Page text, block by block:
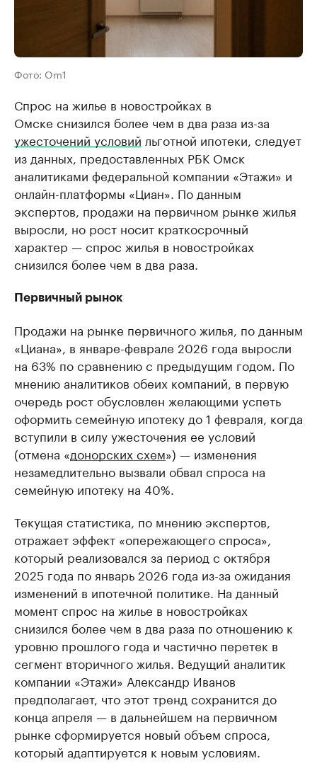
Фото: Om1
Спрос на жилье в новостройках в
Омске снизился более чем в два раза из-за
ужесточений условий льготной ипотеки, следует
из данных, предоставленных РБК Омск
аналитиками федеральной компании «Этажи» и
онлайн-платформы «Циан». По данным
экспертов, продажи на первичном рынке жилья
выросли, но рост носит краткосрочный
характер — спрос жилья в новостройках
снизился более чем в два раза.
Первичный рынок
Продажи на рынке первичного жилья, по данным
«Циана», в январе-феврале 2026 года выросли
на 63% по сравнению с предыдущим годом. По
мнению аналитиков обеих компаний, в первую
очередь рост обусловлен желающими успеть
оформить семейную ипотеку до 1 февраля, когда
вступили в силу ужесточения ее условий
(отмена «донорских схем») — изменения
незамедлительно вызвали обвал спроса на
семейную ипотеку на 40%.
Текущая статистика, по мнению экспертов,
отражает эффект «опережающего спроса»,
который реализовался за период с октября
2025 года по январь 2026 года из-за ожидания
изменений в ипотечной политике. На данный
момент спрос на жилье в новостройках
снизился более чем в два раза по отношению к
уровню прошлого года и частично перетек в
сегмент вторичного жилья. Ведущий аналитик
компании «Этажи» Александр Иванов
предполагает, что этот тренд сохранится до
конца апреля — в дальнейшем на первичном
рынке сформируется новый объем спроса,
который адаптируется к новым условиям.